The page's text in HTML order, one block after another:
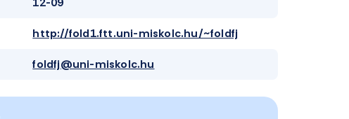
http://fold1.ftt.uni-miskolc.hu/~foldfj
foldfj@uni-miskolc.hu